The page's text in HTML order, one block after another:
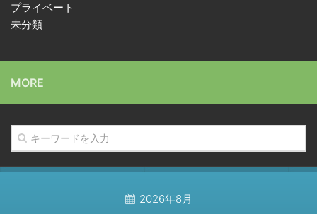
プライベート
未分類
MORE
2026年8月